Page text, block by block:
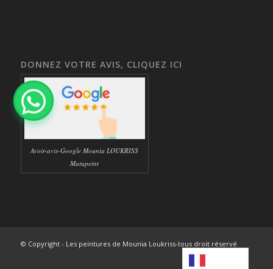
DONNEZ VOTRE AVIS, CLIQUEZ ICI
Avoir-avis-Google Mounia LOUKRISS
Matupeint
© Copyright - Les peintures de Mounia Loukriss-tous droit réservé